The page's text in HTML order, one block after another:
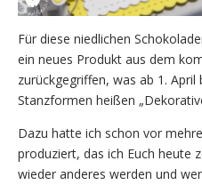
Für diese niedlichen
ein neues Produkt aus dem
zurückgegriffen, was ab 1.
Stanzformen heißen
Dazu hatte ich schon vor
produziert, das ich Euch heute
wieder anderes werden und